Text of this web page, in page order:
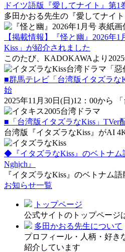
ドイツ語版『愛してナイト』第1
多田かおる先生の『愛してナイ
【掲載情報】『怪と幽』2026年
Kiss」が紹介されました
このたび、KADOKAWAより2025
■群馬テレビ「台湾版イタズラな
始
2025年11月30日(日)12：00から 「
■「台湾版イタズラなKiss」TVer
台湾版『イタズラなKiss』がAI
◆『イタズラなKiss』のベトナム
Nghịch』
『イタズラなKiss』のベトナム語
お知らせ一覧
トップページ
公式サイトのトップページ
多田かおる先生について
プロフィール・人柄・好き
紹介しています